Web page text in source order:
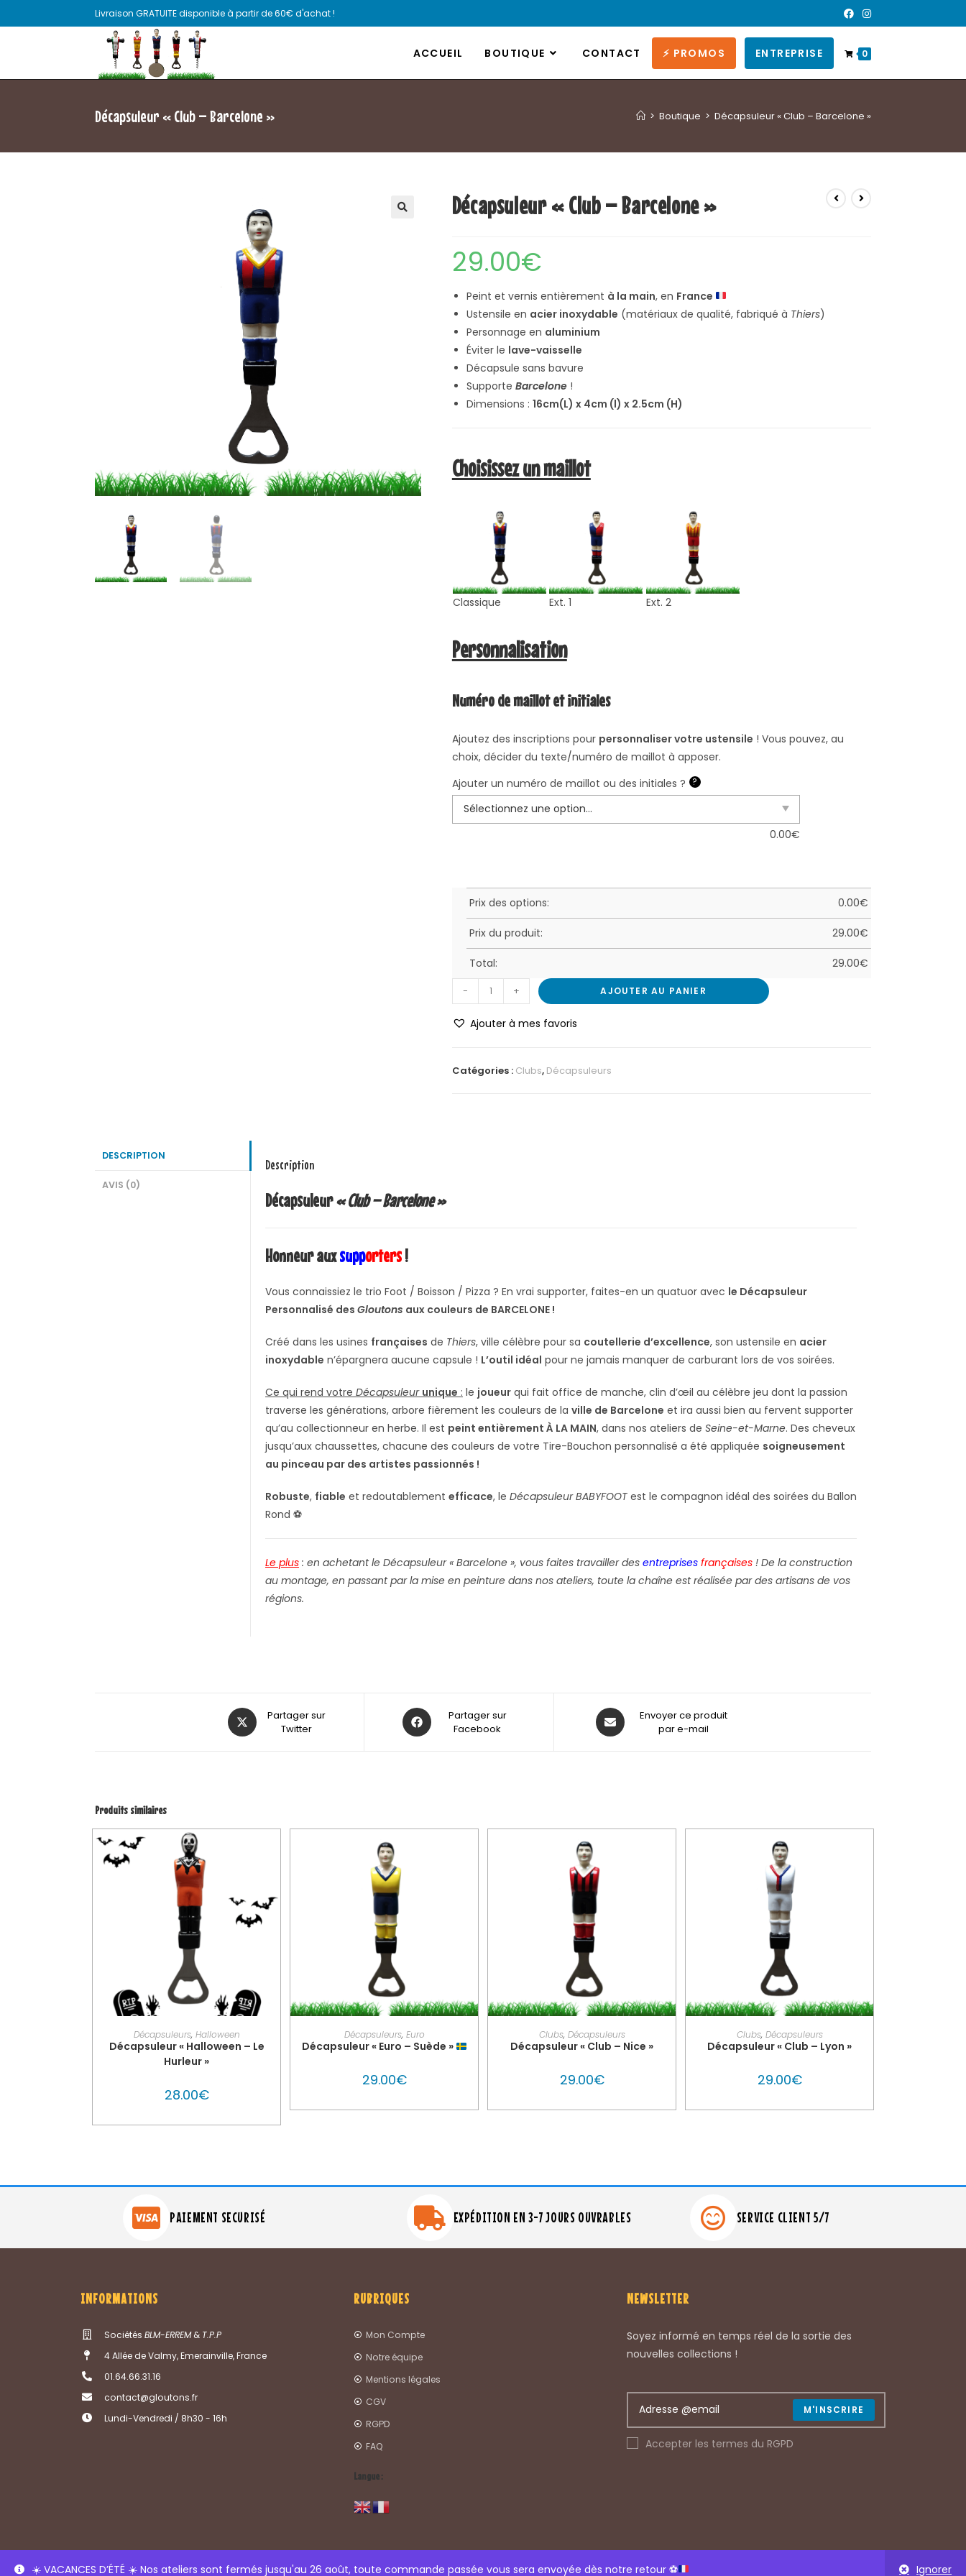
☀️ VACANCES D’ÉTÉ ☀️ Nos ateliers sont fermés jusqu'au 26 août, toute commande passée vous sera envoyée dès notre retour ⚽ Ignorer
Livraison GRATUITE disponible à partir de 60€ d'achat !
ACCUEIL BOUTIQUE CONTACT ⚡ PROMOS ENTREPRISE 0
Décapsuleur « Club – Barcelone » > Boutique > Décapsuleur « Club – Barcelone »
Décapsuleur « Club – Barcelone »
29.00€
Peint et vernis entièrement à la main, en France
Ustensile en acier inoxydable (matériaux de qualité, fabriqué à Thiers)
Personnage en aluminium
Éviter le lave-vaisselle
Décapsule sans bavure
Supporte Barcelone!
Dimensions : 16cm(L) x 4cm (l) x 2.5cm (H)
Choisissez un maillot
Classique Ext. 1 Ext. 2
Personnalisation
Numéro de maillot et initiales
Ajoutez des inscriptions pour personnaliser votre ustensile ! Vous pouvez, au
choix, décider du texte/numéro de maillot à apposer.
Ajouter un numéro de maillot ou des initiales ?
?
0.00€
Prix des options: 0.00€
Prix du produit: 29.00€
Total: 29.00€
- + AJOUTER AU PANIER
Ajouter à mes favoris
Catégories : Clubs, Décapsuleurs
DESCRIPTION
AVIS (0)
Description
Décapsuleur« Club – Barcelone »
Honneur auxsupporters!
Vous connaissiez le trio Foot / Boisson / Pizza ? En vrai supporter, faites-en un quatuor avec le Décapsuleur
Personnalisé des Gloutons aux couleurs de BARCELONE !
Créé dans les usines françaises de Thiers, ville célèbre pour sa coutellerie d’excellence, son ustensile en acier
inoxydable n’épargnera aucune capsule ! L’outil idéal pour ne jamais manquer de carburant lors de vos soirées.
Ce qui rend votre Décapsuleur unique : le joueur qui fait office de manche, clin d’œil au célèbre jeu dont la passion
traverse les générations, arbore fièrement les couleurs de la ville de Barcelone et ira aussi bien au fervent supporter
qu’au collectionneur en herbe. Il est peint entièrement À LA MAIN, dans nos ateliers de Seine-et-Marne. Des cheveux
jusqu’aux chaussettes, chacune des couleurs de votre Tire-Bouchon personnalisé a été appliquée soigneusement
au pinceau par des artistes passionnés !
Robuste, fiable et redoutablement efficace, le Décapsuleur BABYFOOT est le compagnon idéal des soirées du Ballon
Rond ⚽
Le plus : en achetant le Décapsuleur « Barcelone », vous faites travailler des entreprises françaises ! De la construction
au montage, en passant par la mise en peinture dans nos ateliers, toute la chaîne est réalisée par des artisans de vos
régions.
Partager sur
Twitter
Partager sur
Facebook
Envoyer ce produit
par e-mail
Produits similaires
PERSONNALISER MON GLOUTON
Décapsuleurs, Halloween
Décapsuleur « Halloween – Le
Hurleur »
28.00€
AJOUTER AU PANIER
Décapsuleurs, Euro
Décapsuleur « Euro – Suède »
29.00€
PERSONNALISER MON GLOUTON
Clubs, Décapsuleurs
Décapsuleur « Club – Nice »
29.00€
PERSONNALISER MON GLOUTON
Clubs, Décapsuleurs
Décapsuleur « Club – Lyon »
29.00€
PAIEMENT SECURISÉ EXPÉDITION EN 3-7 JOURS OUVRABLES SERVICE CLIENT 5/7
INFORMATIONS
Sociétés BLM-ERREM& T.P.P
4 Allée de Valmy, Emerainville, France
01.64.66.31.16
contact@gloutons.fr
Lundi-Vendredi / 8h30 - 16h
RUBRIQUES
Mon Compte
Notre équipe
Mentions légales
CGV
RGPD
FAQ
Langue :
NEWSLETTER
Soyez informé en temps réel de la sortie des
nouvelles collections !
M'INSCRIRE
Accepter les termes du RGPD
© COPYRIGHT 2022 – LES GLOUTONS